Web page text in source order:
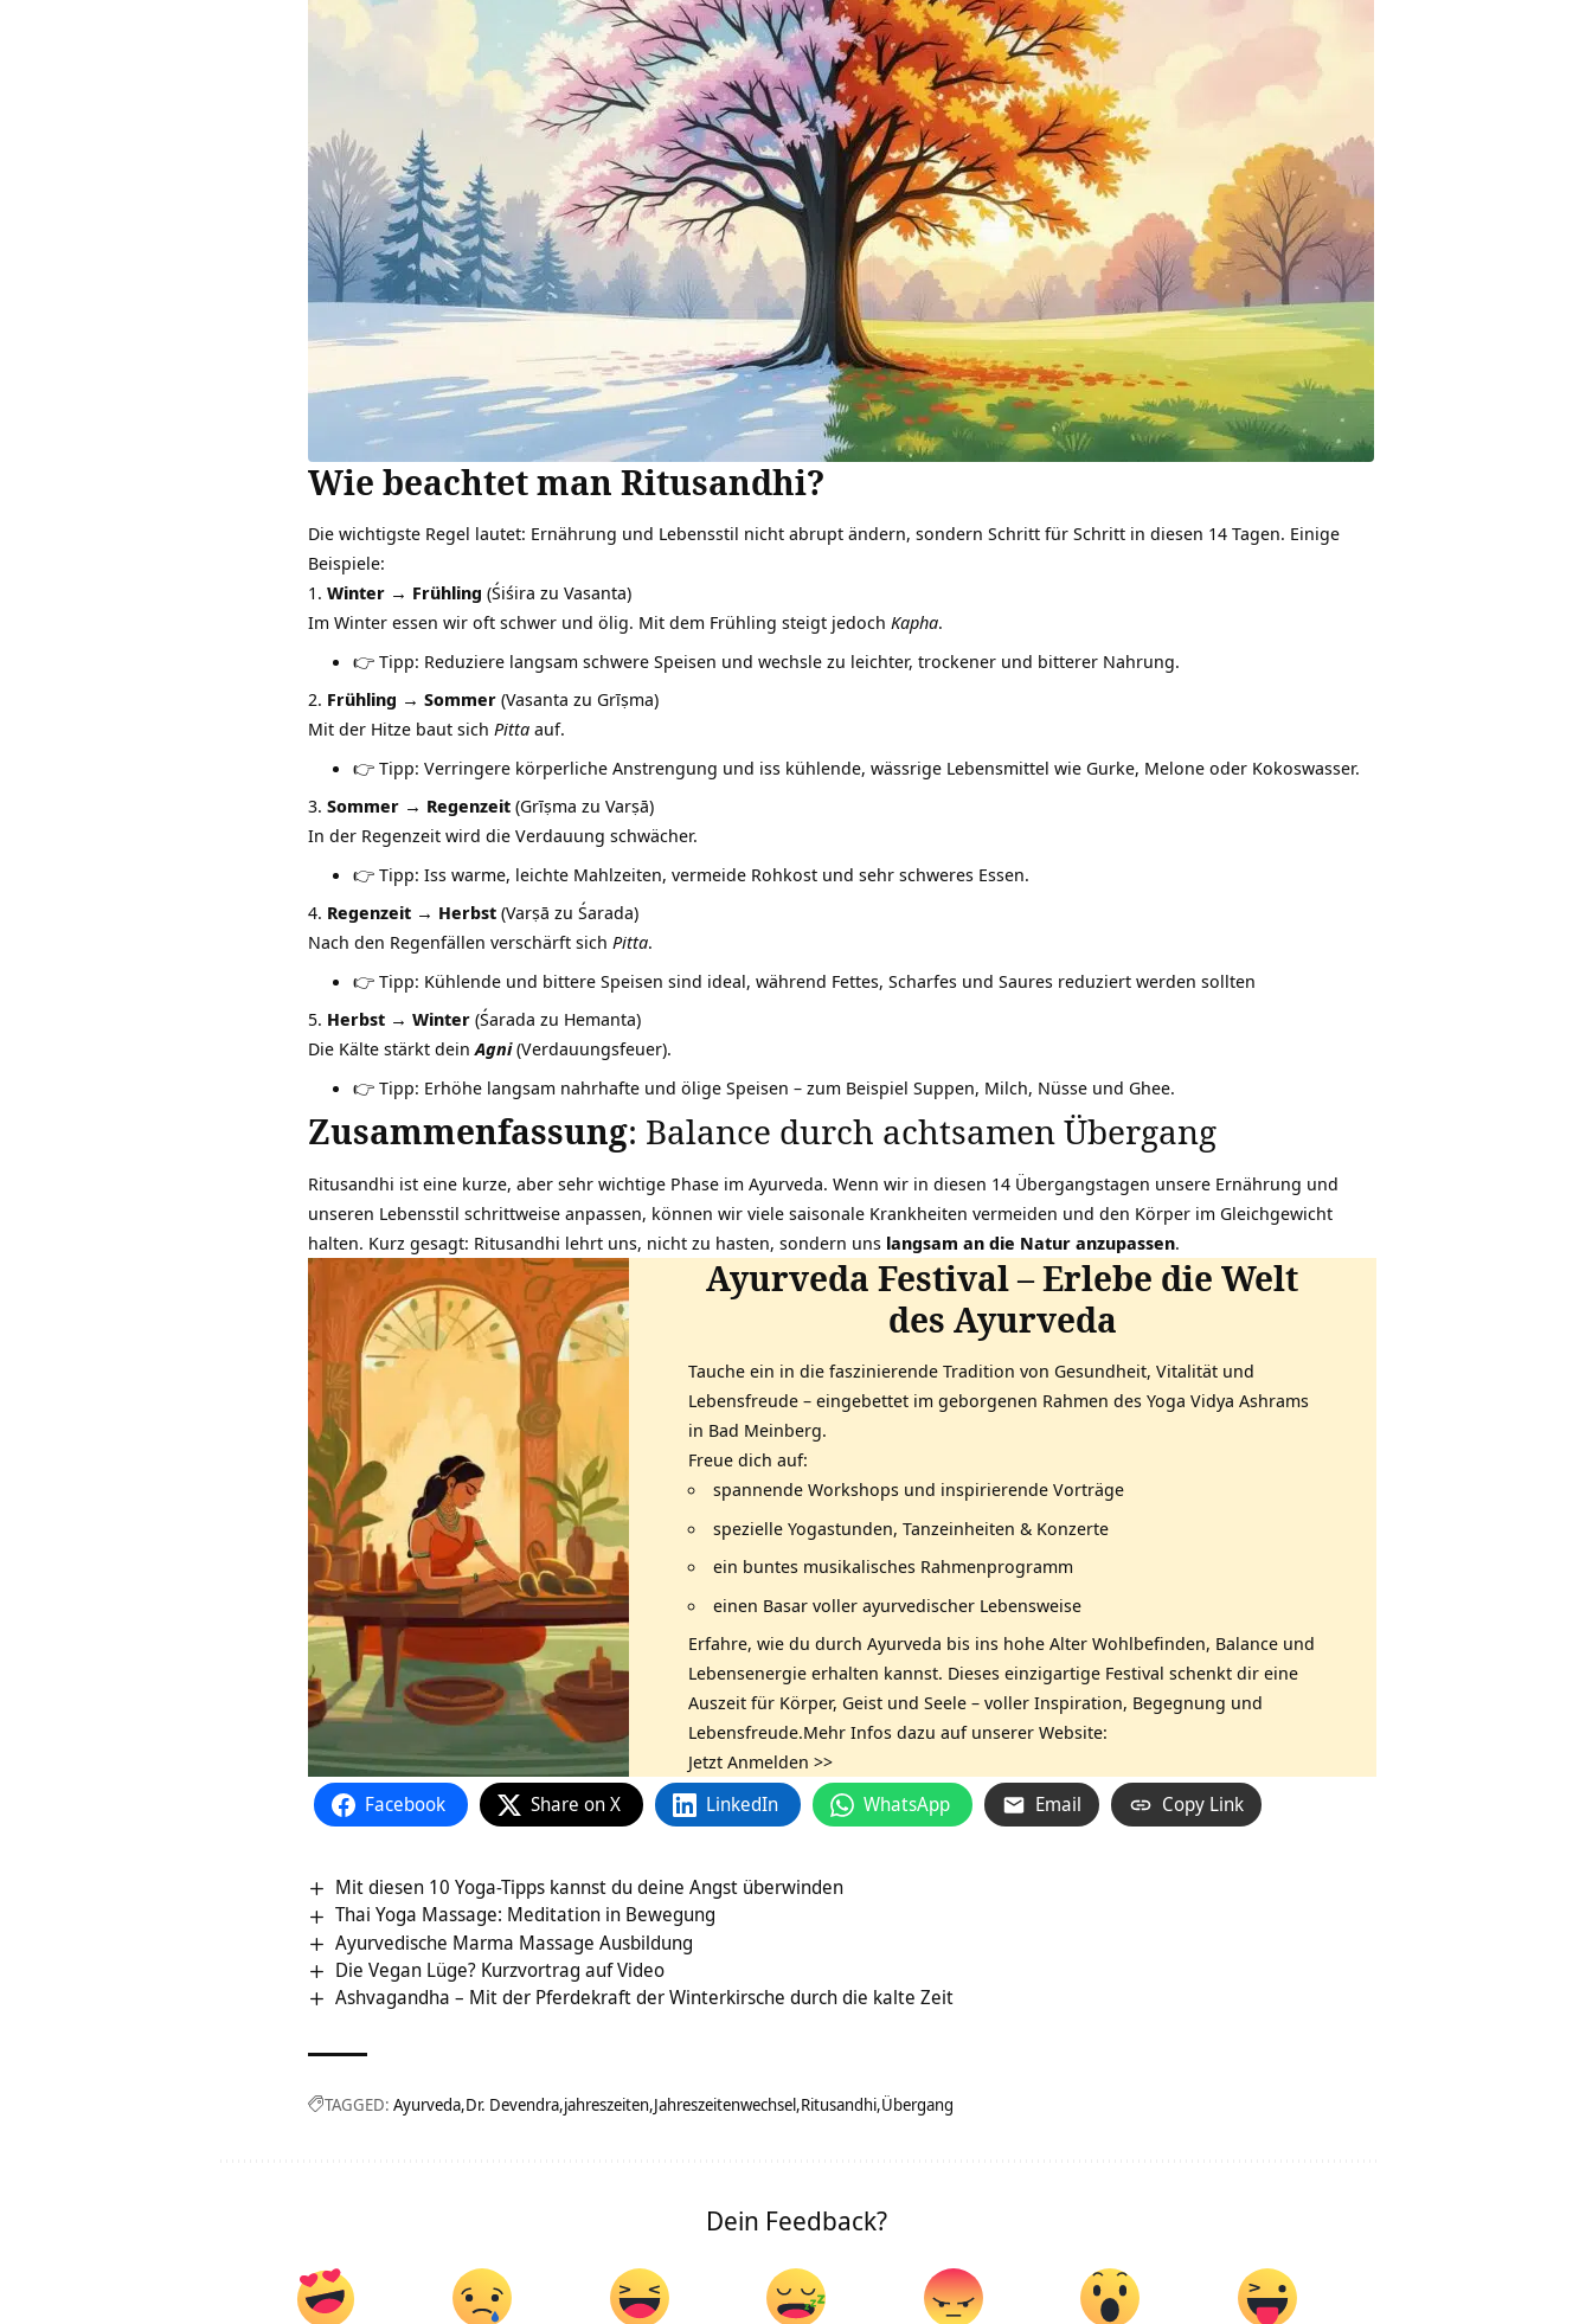
Wie beachtet man Ritusandhi?
Die wichtigste Regel lautet: Ernährung und Lebensstil nicht abrupt ändern, sondern Schritt für Schritt in diesen 14 Tagen. Einige
Beispiele:
Winter → Frühling (Śiśira zu Vasanta)
Im Winter essen wir oft schwer und ölig. Mit dem Frühling steigt jedoch Kapha.
👉 Tipp: Reduziere langsam schwere Speisen und wechsle zu leichter, trockener und bitterer Nahrung.
Frühling → Sommer (Vasanta zu Grīṣma)
Mit der Hitze baut sich Pitta auf.
👉 Tipp: Verringere körperliche Anstrengung und iss kühlende, wässrige Lebensmittel wie Gurke, Melone oder Kokoswasser.
Sommer → Regenzeit (Grīṣma zu Varṣā)
In der Regenzeit wird die Verdauung schwächer.
👉 Tipp: Iss warme, leichte Mahlzeiten, vermeide Rohkost und sehr schweres Essen.
Regenzeit → Herbst (Varṣā zu Śarada)
Nach den Regenfällen verschärft sich Pitta.
👉 Tipp: Kühlende und bittere Speisen sind ideal, während Fettes, Scharfes und Saures reduziert werden sollten
Herbst → Winter (Śarada zu Hemanta)
Die Kälte stärkt deinAgni(Verdauungsfeuer).
👉 Tipp: Erhöhe langsam nahrhafte und ölige Speisen – zum Beispiel Suppen, Milch, Nüsse und Ghee.
Zusammenfassung: Balance durch achtsamen Übergang
Ritusandhi ist eine kurze, aber sehr wichtige Phase im Ayurveda. Wenn wir in diesen 14 Übergangstagen unsere Ernährung und
unseren Lebensstil schrittweise anpassen, können wir viele saisonale Krankheiten vermeiden und den Körper im Gleichgewicht
halten. Kurz gesagt: Ritusandhi lehrt uns, nicht zu hasten, sondern uns langsam an die Natur anzupassen.
Ayurveda Festival – Erlebe die Welt
des Ayurveda
Tauche ein in die faszinierende Tradition von Gesundheit, Vitalität und
Lebensfreude – eingebettet im geborgenen Rahmen des Yoga Vidya Ashrams
in Bad Meinberg.
Freue dich auf:
spannende Workshops und inspirierende Vorträge
spezielle Yogastunden, Tanzeinheiten & Konzerte
ein buntes musikalisches Rahmenprogramm
einen Basar voller ayurvedischer Lebensweise
Erfahre, wie du durch Ayurveda bis ins hohe Alter Wohlbefinden, Balance und
Lebensenergie erhalten kannst. Dieses einzigartige Festival schenkt dir eine
Auszeit für Körper, Geist und Seele – voller Inspiration, Begegnung und
Lebensfreude.Mehr Infos dazu auf unserer Website:
Jetzt Anmelden >>
Facebook Share on X LinkedIn WhatsApp Email Copy Link
Mit diesen 10 Yoga-Tipps kannst du deine Angst überwinden
Thai Yoga Massage: Meditation in Bewegung
Ayurvedische Marma Massage Ausbildung
Die Vegan Lüge? Kurzvortrag auf Video
Ashvagandha – Mit der Pferdekraft der Winterkirsche durch die kalte Zeit
TAGGED: Ayurveda Dr. Devendra jahreszeiten Jahreszeitenwechsel Ritusandhi Übergang
Dein Feedback?